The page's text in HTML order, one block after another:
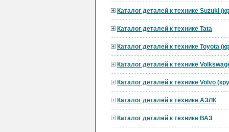
Каталог деталей к технике Suzuki
Каталог деталей к технике Tata
Каталог деталей к технике Toyota
Каталог деталей к технике
Каталог деталей к технике Volvo
Каталог деталей к технике АЗЛК
Каталог деталей к технике ВАЗ